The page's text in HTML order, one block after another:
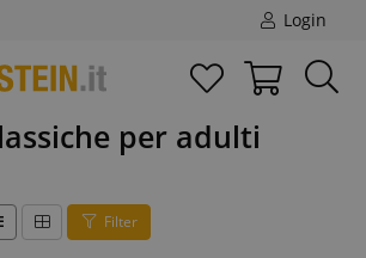
Login
per adulti
Filter